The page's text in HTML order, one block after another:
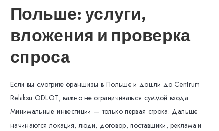
Польше: услуги,
вложения и проверка
спроса
Если вы смотрите франшизы в Польше и дошли до Centrum
Relaksu ODLOT, важно не ограничиваться суммой входа.
Минимальные инвестиции — только первая строка. Дальше
начинаются локация, люди, договор, поставщики, реклама и